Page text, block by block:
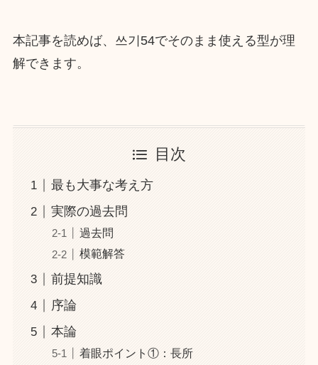
本記事を読めば、쓰기54でそのまま使える型が理
解できます。
目次
最も大事な考え方
実際の過去問
過去問
模範解答
前提知識
序論
本論
着眼ポイント①：長所